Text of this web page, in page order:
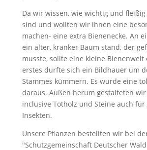
Da wir wissen, wie wichtig und
sind und wollten wir ihnen eine
machen- eine extra Bienenecke. An
ein alter, kranker Baum stand, der
musste, sollte eine kleine Bienenwelt
erstes durfte sich ein Bildhauer um
Stammes kümmern. Es wurde eine
daraus. Außen herum gestalteten wir
inclusive Totholz und Steine auch für
Insekten.
Unsere Pflanzen bestellten wir bei
"Schutzgemeinschaft Deutscher